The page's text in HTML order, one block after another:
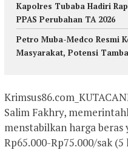
Kapolres Tubaba Hadiri
PPAS Perubahan TA 2026
Petro Muba-Medco Resmi
Masyarakat, Potensi
Salim Fakhry,
menstabilkan harga
Rp65.000-Rp75.000/sak (5